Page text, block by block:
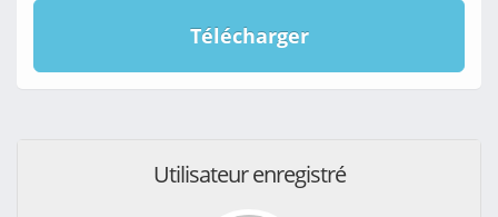
Télécharger
Utilisateur enregistré